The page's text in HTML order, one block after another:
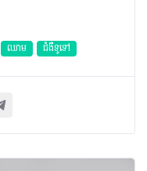
ឈាម ជំងឺទូទៅ